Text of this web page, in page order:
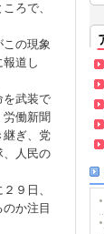
ろで、
の現象
道し
を武装で
働新聞
継ぎ、党
、人民の
９日、
か注目